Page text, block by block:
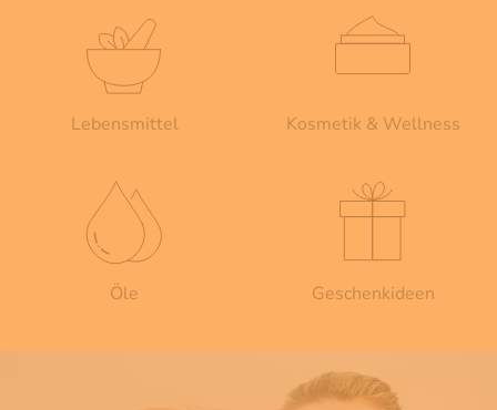
Lebensmittel Kosmetik & Wellness
Öle Geschenkideen